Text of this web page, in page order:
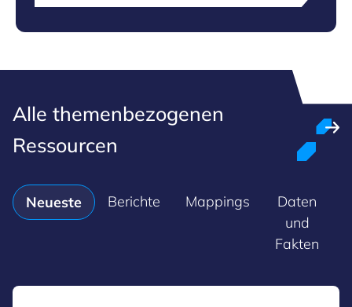
Alle themenbezogenen
Ressourcen
Neueste Berichte Mappings
Daten
und
Fakten